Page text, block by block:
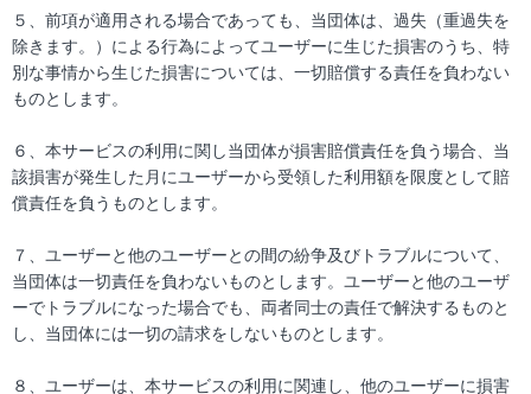
５、前項が適用される場合であっても、当団体は、過失（重過失を
除きます。）による行為によってユーザーに生じた損害のうち、特
別な事情から生じた損害については、一切賠償する責任を負わない
ものとします。
６、本サービスの利用に関し当団体が損害賠償責任を負う場合、当
該損害が発生した月にユーザーから受領した利用額を限度として賠
償責任を負うものとします。
７、ユーザーと他のユーザーとの間の紛争及びトラブルについて、
当団体は一切責任を負わないものとします。ユーザーと他のユーザ
ーでトラブルになった場合でも、両者同士の責任で解決するものと
し、当団体には一切の請求をしないものとします。
８、ユーザーは、本サービスの利用に関連し、他のユーザーに損害